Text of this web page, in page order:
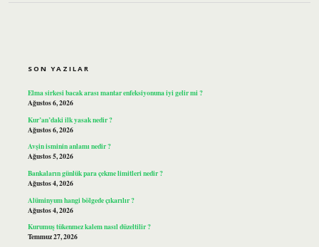
SON YAZILAR
Elma sirkesi bacak arası mantar enfeksiyonuna iyi gelir mi ?
Ağustos 6, 2026
Kur’an’daki ilk yasak nedir ?
Ağustos 6, 2026
Avşin isminin anlamı nedir ?
Ağustos 5, 2026
Bankaların günlük para çekme limitleri nedir ?
Ağustos 4, 2026
Alüminyum hangi bölgede çıkarılır ?
Ağustos 4, 2026
Kurumuş tükenmez kalem nasıl düzeltilir ?
Temmuz 27, 2026